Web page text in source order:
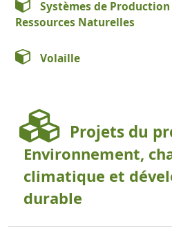
Systèmes de
Ressources Naturelles
Volaille
Projets du
Environnement,
climatique et
durable